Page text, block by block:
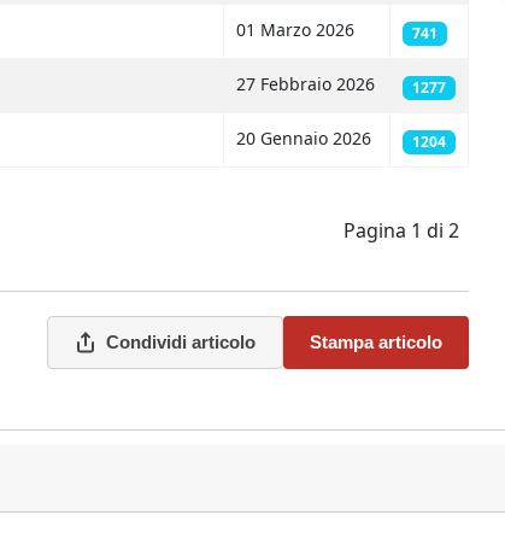
01 Marzo 2026 741
27 Febbraio 2026 1277
20 Gennaio 2026 1204
Pagina 1 di 2
Condividi articolo Stampa articolo